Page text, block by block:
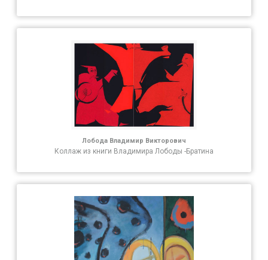
Лобода Владимир Викторович
Коллаж из книги Владимира Лободы -Братина